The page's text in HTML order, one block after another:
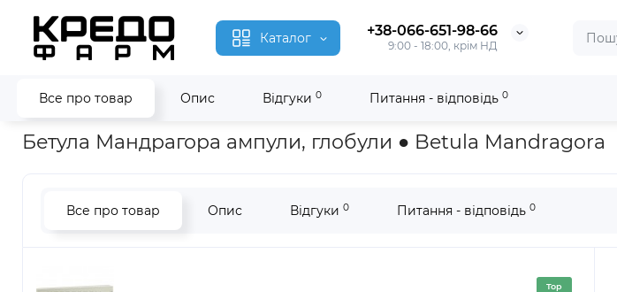
Каталог +38-066-651-98-66
9:00 - 18:00, крім НД
Все про товар Опис Відгуки 0 Питання - відповідь 0
Головна Гомеопатія Бетула Мандрагора ● Betula Mandragora
Бетула Мандрагора ампули, глобули ● Betula Mandragora
Все про товар Опис Відгуки 0 Питання - відповідь 0
Top